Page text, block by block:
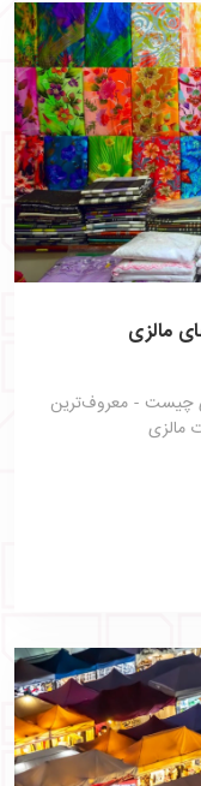
چیست - معروف‌ترین
مالزی